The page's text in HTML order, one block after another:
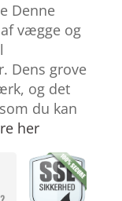
Denne
vægge og
Dens grove
og det
du kan
her